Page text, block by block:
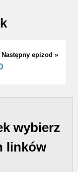
Następny epizod »
wybierz
linków